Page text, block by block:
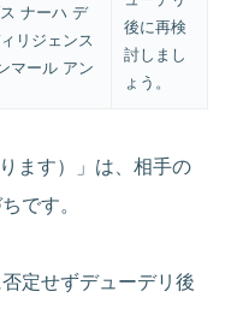
ナーハ デ
リジェンス
マール アン
後に再検
討しまし
ょう。
ます）」は、相手の
です。
定せずデューデリ後